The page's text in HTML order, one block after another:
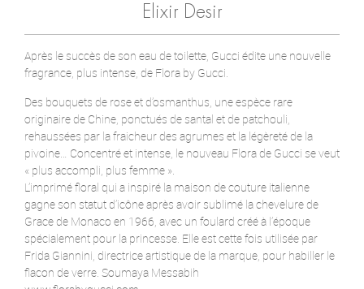
Elixir Desir
Après le succès de son eau de toilette, Gucci édite une nouvelle
fragrance, plus intense, de Flora by Gucci.
Des bouquets de rose et d’osmanthus, une espèce rare
originaire de Chine, ponctués de santal et de patchouli,
rehaussées par la fraicheur des agrumes et la légèreté de la
pivoine… Concentré et intense, le nouveau Flora de Gucci se veut
« plus accompli, plus femme ».
L’imprimé floral qui a inspiré la maison de couture italienne
gagne son statut d’icône après avoir sublimé la chevelure de
Grace de Monaco en 1966, avec un foulard créé à l’époque
spécialement pour la princesse. Elle est cette fois utilisée par
Frida Giannini, directrice artistique de la marque, pour habiller le
flacon de verre. Soumaya Messabih